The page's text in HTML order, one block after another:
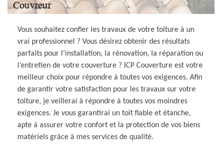
Vous souhaitez confier les travaux de votre toiture à un
vrai professionnel ? Vous désirez obtenir des résultats
parfaits pour l’installation, la rénovation, la réparation ou
l’entretien de votre couverture ? ICP Couverture est votre
meilleur choix pour répondre à toutes vos exigences. Afin
de garantir votre satisfaction pour les travaux sur votre
toiture, je veillerai à répondre à toutes vos moindres
exigences. Je vous garantirai un toit fiable et étanche,
apte à assurer votre confort et la protection de vos biens
matériels grâce à mes services de qualité.